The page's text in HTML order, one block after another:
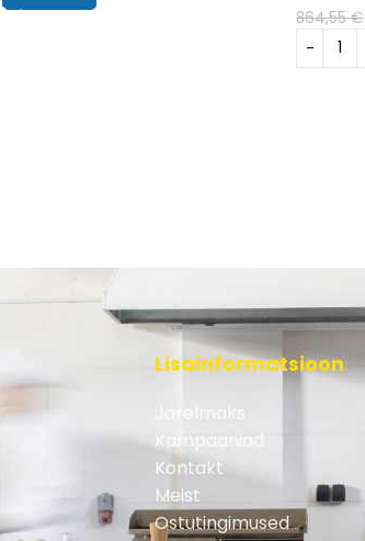
864,55€
Lisainformatsioon
Järelmaks
Kampaaniad
Kontakt
Meist
Ostutingimused